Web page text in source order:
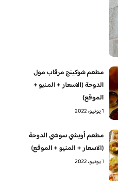
مطعم شوكينج مرقاب مول
الدوحة (الاسعار + المنيو +
الموقع)
1 يونيو، 2022
مطعم أويشي سوشي الدوحة
(الاسعار + المنيو + الموقع)
1 يونيو، 2022